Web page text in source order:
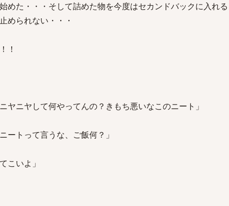
めた・・・そして詰めた物を今度はセカンドバックに入れる
められない・・・
！
ヤニヤして何やってんの？きもち悪いなこのニート」
ートって言うな、ご飯何？」
こいよ」